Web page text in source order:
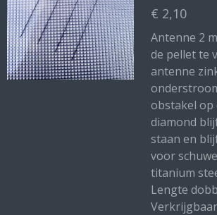
€ 2,10
Antenne 2
de pellet te
antenne
obstakel op
diamond
staan en
voor
titanium
Lengte
Verkrijgbaar